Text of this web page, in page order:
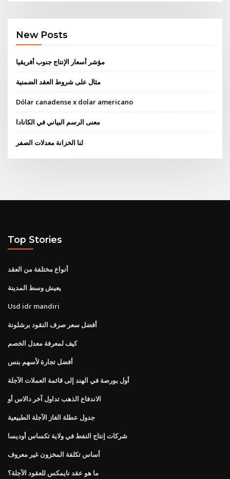
New Posts
مؤشر أسعار الإنتاج جنوب أفريقيا
مثال على شروط العقد الضمنية
Dólar canadense x dolar americano
معنى الرسم البياني في الكانادا
لنا الخزانة معدلات الصفر
Top Stories
أنواع مختلفة من العقد
يعيش وسط المدينة
Usd idr mandiri
أفضل سعر صرف النقود برشلونة
كيف لمعرفة معدل الخصم
أفضل تجارة لأسهم بنس
أول بورصة في الهند إلى قائمة العملات الآجلة
الاندفاع الذهب تداول آخر دالاس أو
جدول عطلة الغاز الآجلة الطبيعية
شركات إنتاج النفط في ولاية تكساس أوديسا
أساس تكلفة المخزون غير معروف
ما هو عقد نايمكس للعقود الآجلة؟